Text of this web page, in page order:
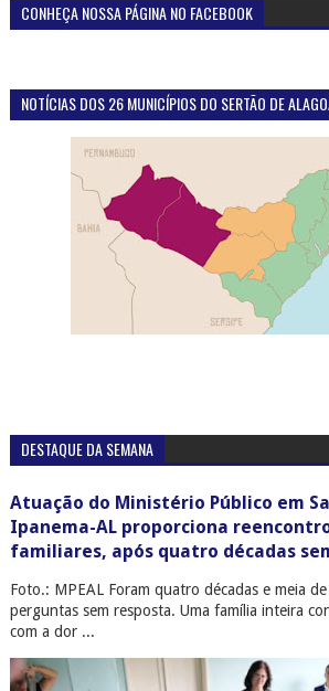
CONHEÇA NOSSA PÁGINA NO FACEBOOK
NOTÍCIAS DOS 26 MUNICÍPIOS DO SERTÃO DE
DESTAQUE DA SEMANA
Atuação do Ministério Público em
Ipanema-AL proporciona
familiares, após quatro décadas
Foto.: MPEAL Foram quatro décadas e meia
perguntas sem resposta. Uma família inteira
com a dor ...